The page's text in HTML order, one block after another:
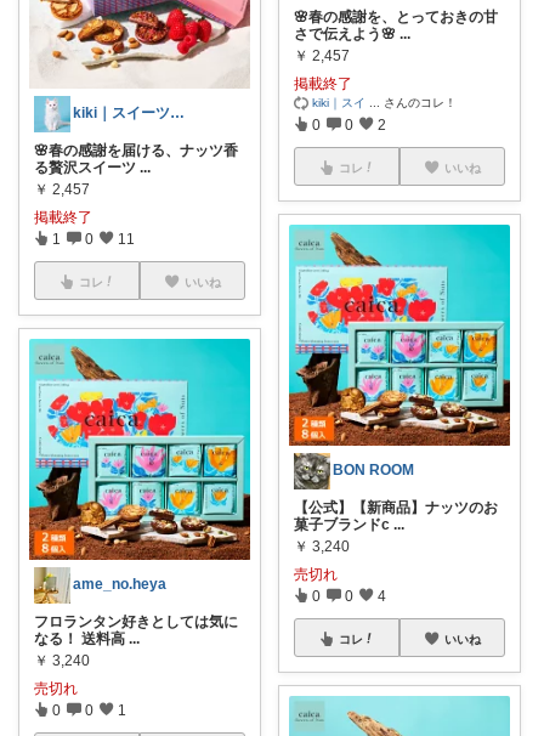
kiki｜スイーツ専門🍰
🌸春の感謝を届ける、ナッツ香
る贅沢スイーツ ...
￥ 2,457
掲載終了
1 0 11
コレ いいね
ame_no.heya
フロランタン好きとしては気に
なる！ 送料高 ...
￥ 3,240
売切れ
0 0 1
🌸春の感謝を、とっておきの甘
さで伝えよう🌸 ...
￥ 2,457
掲載終了
kiki｜スイ さんのコレ！
0 0 2
コレ いいね
BON ROOM
【公式】【新商品】ナッツのお
菓子ブランドc ...
￥ 3,240
売切れ
0 0 4
コレ いいね